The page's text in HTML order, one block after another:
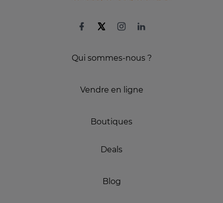
Qui sommes-nous ?
Vendre en ligne
Boutiques
Deals
Blog